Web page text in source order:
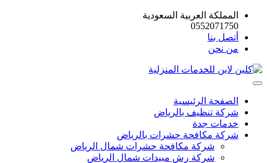
المملكة العربية السعودية
0552071750
أتصل بنا
من نحن
الصفحة الرئيسية
شركة تنظيف بالرياض
خدمات جدة
شركة مكافحة حشرات بالرياض
شركة مكافحة حشرات شمال الرياض
شركة رش مبيدات شمال الرياض